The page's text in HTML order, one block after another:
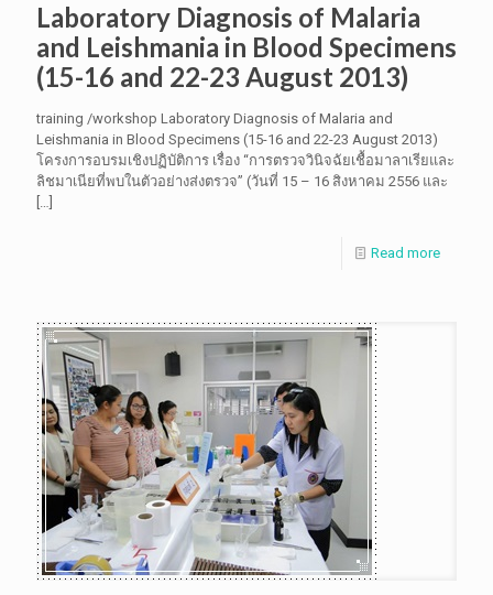
Laboratory Diagnosis of Malaria
and Leishmania in Blood Specimens
(15-16 and 22-23 August 2013)
training /workshop Laboratory Diagnosis of Malaria and
Leishmania in Blood Specimens (15-16 and 22-23 August 2013)
โครงการอบรมเชิงปฏิบัติการ เรื่อง “การตรวจวินิจฉัยเชื้อมาลาเรียและ
ลิชมาเนียที่พบในตัวอย่างส่งตรวจ” (วันที่ 15 – 16 สิงหาคม 2556 และ
[…]
Read more